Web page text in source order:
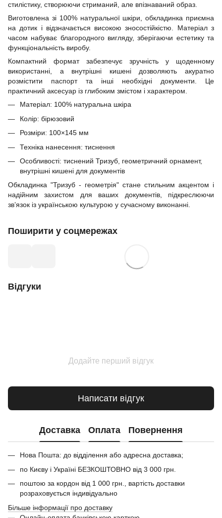
стилістику, створюючи стриманий, але впізнаваний образ.
Виготовлена зі 100% натуральної шкіри, обкладинка приємна
на дотик і відзначається високою зносостійкістю. Матеріал з
часом набуває благородного вигляду, зберігаючи естетику та
функціональність виробу.
Компактний формат забезпечує зручність у щоденному
використанні, а внутрішні кишені дозволяють акуратно
розмістити паспорт та інші необхідні документи. Це
практичний аксесуар із глибоким змістом і характером.
Матеріал: 100% натуральна шкіра
Колір: бірюзовий
Розміри: 100×145 мм
Техніка нанесення: тиснення
Особливості: тиснений Тризуб, геометричний орнамент,
внутрішні кишені для документів
Обкладинка "Тризуб - геометрія" стане стильним акцентом і
надійним захистом для ваших документів, підкреслюючи
зв’язок із українською культурою у сучасному виконанні.
Поширити у соцмережах
Відгуки
Додайте перший відгук
Написати відгук
Доставка Оплата Повернення
Нова Пошта: до відділення або адресна доставка;
по Києву і Україні БЕЗКОШТОВНО від 3 000 грн.
поштою за кордон від 1 000 грн., вартість доставки
розраховується індивідуально
Більше інформації про доставку